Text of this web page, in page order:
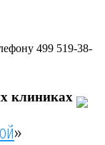
499 519-38-
клиниках
»